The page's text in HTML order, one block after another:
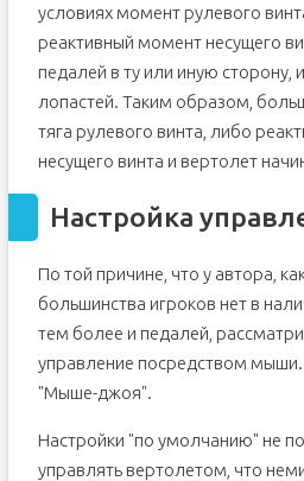
условиях момент рулевого
реактивный момент несущего
педалей в ту или иную сторону,
лопастей. Таким образом,
тяга рулевого винта, либо
несущего винта и вертолет
Настройка
По той причине, что у автора,
большинства игроков нет в
тем более и педалей,
управление посредством
"Мыше-джоя".
Настройки "по умолчанию" не
управлять вертолетом, что